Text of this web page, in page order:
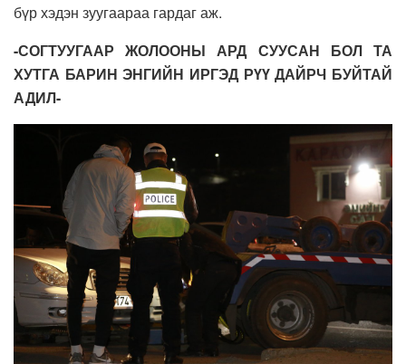
бүр хэдэн зуугаараа гардаг аж.
-СОГТУУГААР ЖОЛООНЫ АРД СУУСАН БОЛ ТА
ХУТГА БАРИН ЭНГИЙН ИРГЭД РҮҮ ДАЙРЧ БУЙТАЙ
АДИЛ-